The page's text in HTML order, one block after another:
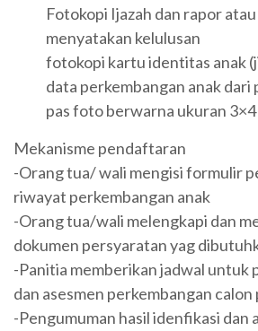
Fotokopi Ijazah dan rapor
menyatakan kelulusan
fotokopi kartu identitas anak
data perkembangan anak dari
pas foto berwarna ukuran 3×4
Mekanisme pendaftaran
-Orang tua/ wali mengisi formulir
riwayat perkembangan anak
-Orang tua/wali melengkapi dan
dokumen persyaratan yag
-Panitia memberikan jadwal untuk
dan asesmen perkembangan
-Pengumuman hasil idenfikasi dan